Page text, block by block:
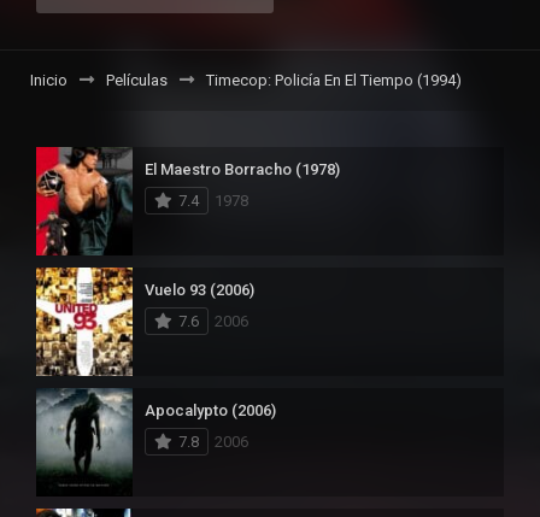
Inicio Películas Timecop: Policía En El Tiempo (1994)
El Maestro Borracho (1978)
7.4
1978
Vuelo 93 (2006)
7.6
2006
Apocalypto (2006)
7.8
2006